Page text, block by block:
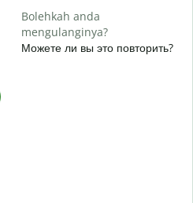
Bolehkah anda
mengulanginya?
Можете ли вы это повторить?